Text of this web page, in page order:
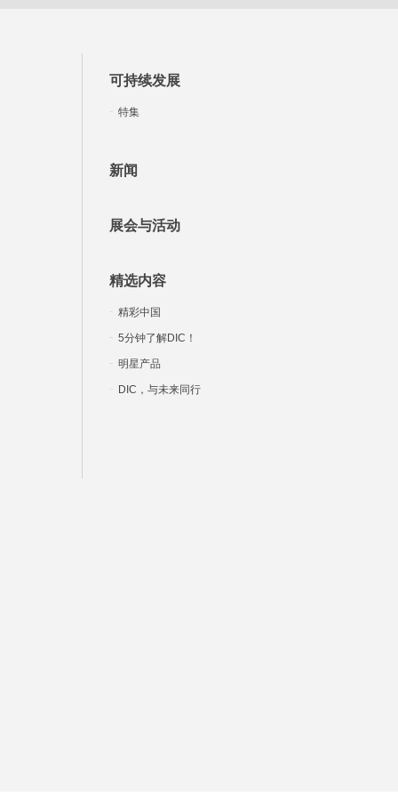
可持续发展
特集
新闻
展会与活动
精选内容
精彩中国
5分钟了解DIC！
明星产品
DIC，与未来同行